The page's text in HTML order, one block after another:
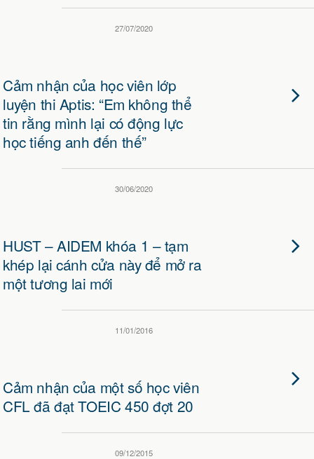
27/07/2020
Cảm nhận của học viên lớp
luyện thi Aptis: “Em không thể
tin rằng mình lại có động lực
học tiếng anh đến thế”
30/06/2020
HUST – AIDEM khóa 1 – tạm
khép lại cánh cửa này để mở ra
một tương lai mới
11/01/2016
Cảm nhận của một số học viên
CFL đã đạt TOEIC 450 đợt 20
09/12/2015